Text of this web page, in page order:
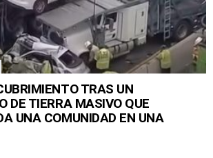
TRAS UN
DE TIERRA MASIVO QUE
UNA COMUNIDAD EN UNA